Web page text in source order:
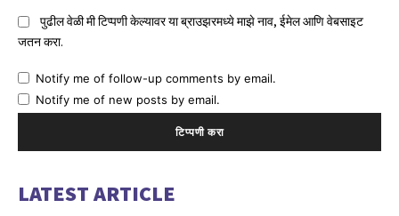
पुढील वेळी मी टिप्पणी केल्यावर या ब्राउझरमध्ये माझे नाव, ईमेल आणि वेबसाइट
जतन करा.
Notify me of follow-up comments by email.
Notify me of new posts by email.
LATEST ARTICLE